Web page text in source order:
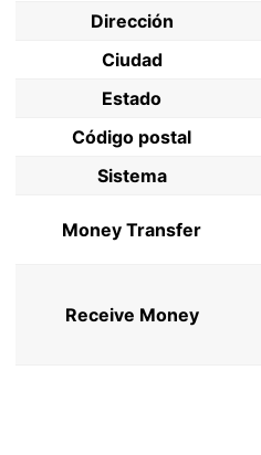
Dirección
Ciudad
Estado
Código postal
Sistema
Money Transfer
Receive Money